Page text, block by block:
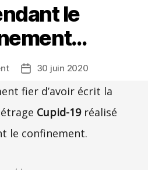
le
Date
l’article
30 juin 2020
fier d’avoir écrit la
Cupid-19réalisé
le confinement.